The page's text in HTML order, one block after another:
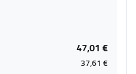
47,01 €
37,61 €